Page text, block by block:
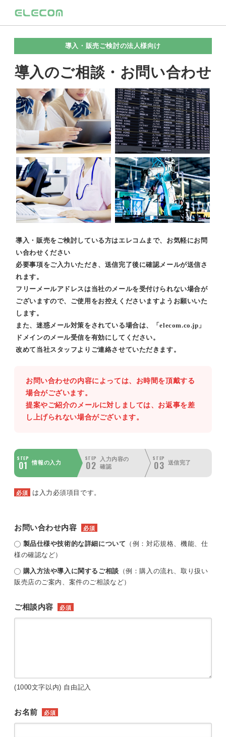
導入・販売ご検討の法人様向け
導入のご相談・お問い合わせ
導入・販売をご検討している方はエレコムまで、お気軽にお問
い合わせください
必要事項をご入力いただき、送信完了後に確認メールが送信さ
れます。
フリーメールアドレスは当社のメールを受付けられない場合が
ございますので、ご使用をお控えくださいますようお願いいた
します。
また、迷惑メール対策をされている場合は、「elecom.co.jp」
ドメインのメール受信を有効にしてください。
改めて当社スタッフよりご連絡させていただきます。
お問い合わせの内容によっては、お時間を頂戴する
場合がございます。
提案やご紹介のメールに対しましては、お返事を差
し上げられない場合がございます。
STEP
01 情報の入力
STEP
02
入力内容の
確認
STEP
03 送信完了
必須 は入力必須項目です。
お問い合わせ内容 必須
製品仕様や技術的な詳細について （例：対応規格、機能、仕
様の確認など）
購入方法や導入に関するご相談 （例：購入の流れ、取り扱い
販売店のご案内、案件のご相談など）
ご相談内容 必須
(1000文字以内) 自由記入
お名前 必須